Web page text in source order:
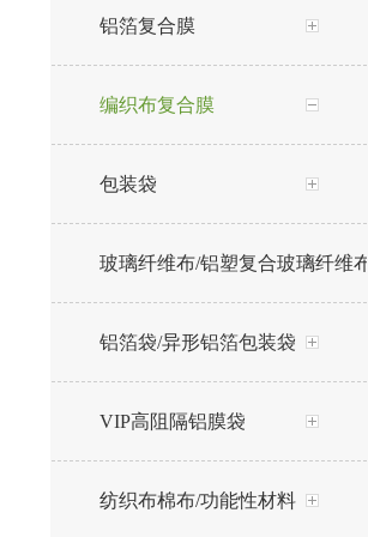
铝箔复合膜
编织布复合膜
包装袋
玻璃纤维布/铝塑复合玻璃纤维布
铝箔袋/异形铝箔包装袋
VIP高阻隔铝膜袋
纺织布棉布/功能性材料